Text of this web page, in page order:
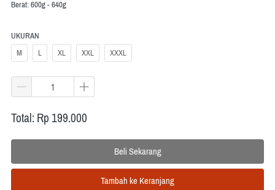
Berat: 600g - 640g
UKURAN
M
L XL XXL XXXL
Total: Rp 199.000
`Beli Sekarang
`Tambah ke Keranjang